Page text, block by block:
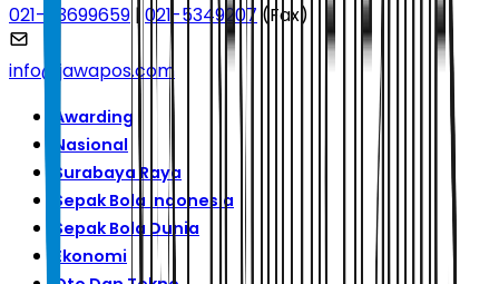
021-53699659 | 021-5349207 (Fax)
info@jawapos.com
Awarding
Nasional
Surabaya Raya
Sepak Bola Indonesia
Sepak Bola Dunia
Ekonomi